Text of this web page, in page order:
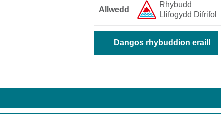
Allwedd
Rhybudd ​
Llifogydd ​Difrifol
Dangos rhybuddion eraill